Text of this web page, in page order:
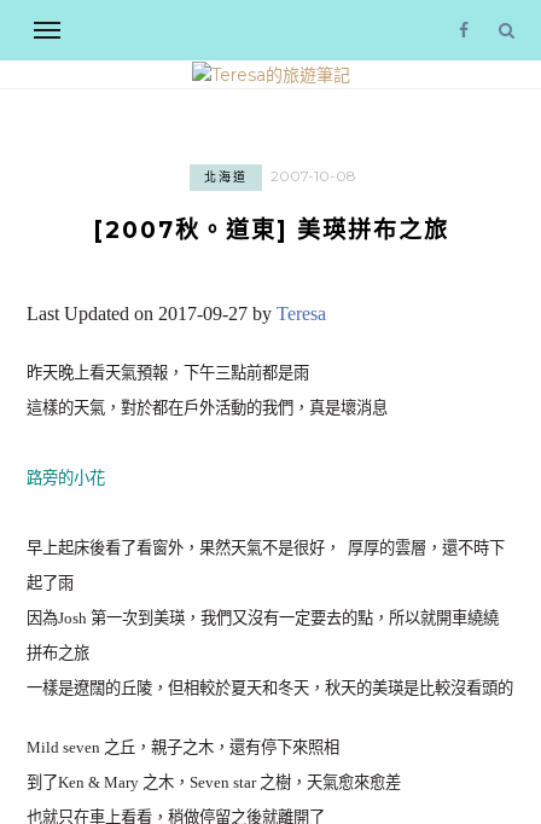
北海道 2007-10-08
[2007秋。道東] 美瑛拼布之旅
Last Updated on 2017-09-27 byTeresa
昨天晚上看天氣預報，下午三點前都是雨
這樣的天氣，對於都在戶外活動的我們，真是壞消息
路旁的小花
早上起床後看了看窗外，果然天氣不是很好， 厚厚的雲層，還不時下
起了雨
因為Josh 第一次到美瑛，我們又沒有一定要去的點，所以就開車繞繞
拼布之旅
一樣是遼闊的丘陵，但相較於夏天和冬天，秋天的美瑛是比較沒看頭的
Mild seven 之丘，親子之木，還有停下來照相
到了Ken & Mary 之木，Seven star 之樹，天氣愈來愈差
也就只在車上看看，稍做停留之後就離開了